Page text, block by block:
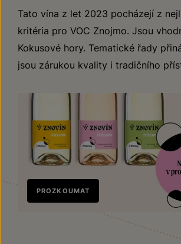
Tato vína z let 2023 pocházejí z
kritéria pro VOC Znojmo. Jsou
Kokusové hory. Tematické řady
jsou zárukou kvality i tradičního
Nově
v prodeji
PROZKOUMAT